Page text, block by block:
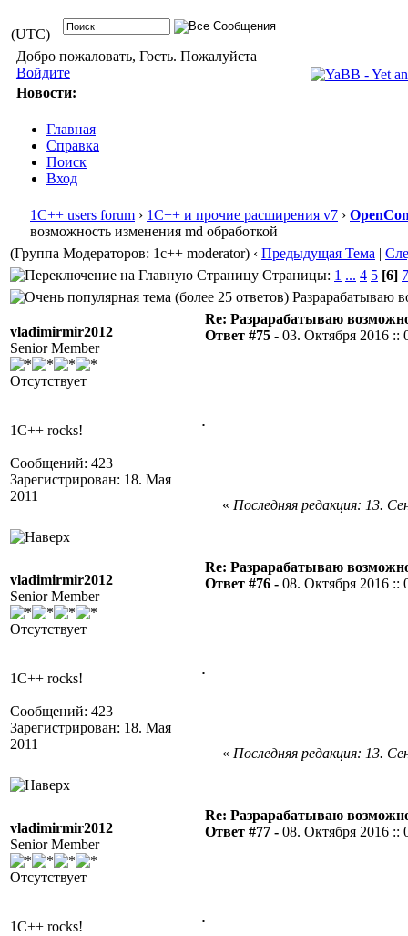
(UTC)
Добро пожаловать, Гость. Пожалуйста
Войдите
Новости:
Главная
Справка
Поиск
Вход
1С++ users forum › 1С++ и прочие расширения v7 ›
возможность изменения md обработкой
(Группа Модераторов: 1c++ moderator) ‹ Предыдущая Тема |
Страницы: 1 ... 4 5 [6] 7
Разрарабатываю
vladimirmir2012
Senior Member
Отсутствует
1C++ rocks!
Сообщений: 423
Зарегистрирован: 18. Мая
2011
Re: Разрарабатываю
Ответ #75 - 03. Октября 2016 ::
.
« Последняя редакция: 13.
vladimirmir2012
Senior Member
Отсутствует
1C++ rocks!
Сообщений: 423
Зарегистрирован: 18. Мая
2011
Re: Разрарабатываю
Ответ #76 - 08. Октября 2016 ::
.
« Последняя редакция: 13.
vladimirmir2012
Senior Member
Отсутствует
1C++ rocks!
Re: Разрарабатываю
Ответ #77 - 08. Октября 2016 ::
.